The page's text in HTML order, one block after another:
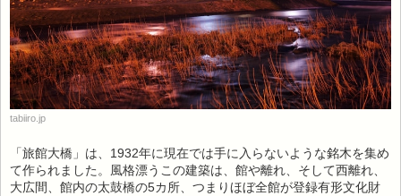
tabiiro.jp
「旅館大橋」は、1932年に現在では手に入らないような銘木を集め
て作られました。風格漂うこの建築は、館や離れ、そして西離れ、
大広間、館内の太鼓橋の5カ所、つまりほぼ全館が登録有形文化財